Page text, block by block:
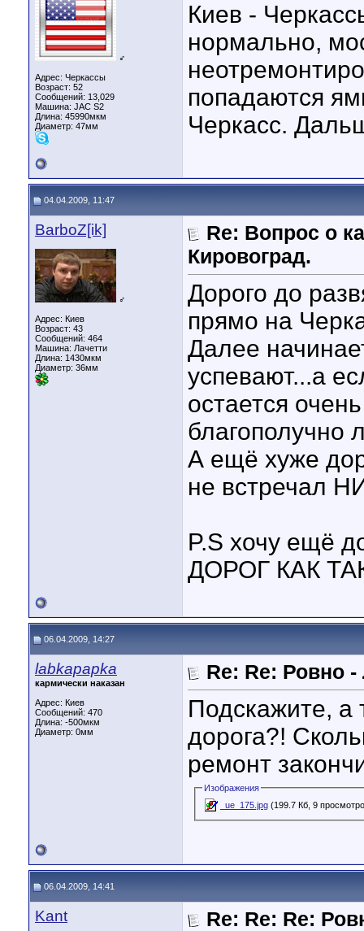
♂
Адрес: Черкассы
Возраст: 52
Сообщений: 13,029
Машина: JAC S2
Длина: 45990мкм
Диаметр: 47мм
Киев -
нормально,
попадаются
Черкасс.
04.04.2009, 11:47
BarboZ[ik]
♂
Адрес: Киев
Возраст: 43
Сообщений: 464
Машина: Лачетти
Длина: 1430мкм
Диаметр: 36мм
Re: Вопрос о
Кировоград.
Дорого до
прямо на
Далее
успевают...а
остается
благополучно
А ещё хуже
не встречал
P.S хочу ещё
ДОРОГ КАК
06.04.2009, 14:27
labkapapka
кармически наказан
Адрес: Киев
Сообщений: 470
Длина: -500мкм
Диаметр: 0мм
Re: Re: Ровно
Подскажите, а
дорога?!
ремонт
Изображения
_ue_175.jpg (199.7 Кб, 9
06.04.2009, 14:41
Kant Re: Re: Re: